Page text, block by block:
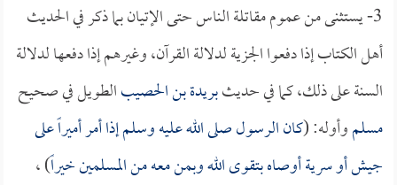
3- يستثنى من عموم مقاتلة الناس حتى الإتيان بما ذكر في الحديث
أهل الكتاب إذا دفعوا الجزية لدلالة القرآن، وغيرهم إذا دفعها لدلالة
السنة على ذلك، كما في حديثبريدة بن الحصيبالطويل في صحيح
مسلموأوله: (كان الرسول صلى الله عليه وسلم إذا أمر أميراً على
جيش أو سرية أوصاه بتقوى الله وبمن معه من المسلمين خيراً) ،